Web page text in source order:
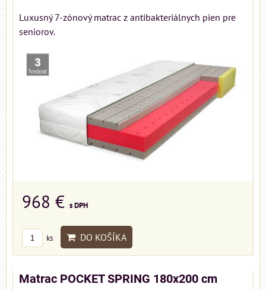
Luxusný 7-zónový matrac z antibakteriálnych pien pre
seniorov.
968 € s DPH
ks DO KOŠÍKA
Matrac POCKET SPRING 180x200 cm